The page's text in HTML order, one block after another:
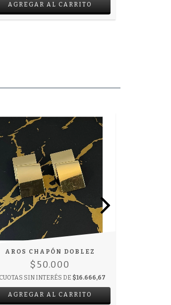
AGREGAR AL CARRITO
AROS CHAPÓN DOBLEZ
$50.000
CUOTAS SIN INTERÉS DE $16.666,67